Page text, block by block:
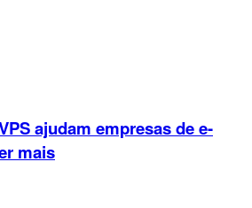
ajudam empresas de e-
mais